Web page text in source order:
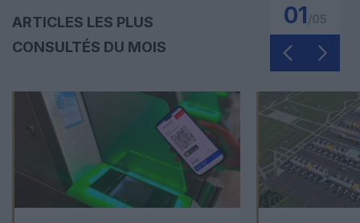
ARTICLES LES PLUS
CONSULTÉS DU MOIS
01